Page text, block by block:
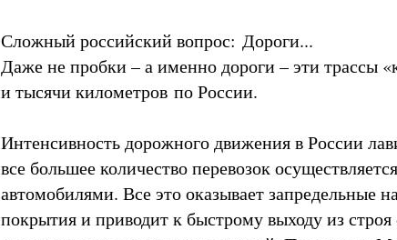
Сложный российский вопрос: Дороги...
Даже не пробки – а именно дороги – эти трассы
и тысячи километров по России.
Интенсивность дорожного движения в России
все большее количество перевозок
автомобилями. Все это оказывает запредельные
покрытия и приводит к быстрому выходу из